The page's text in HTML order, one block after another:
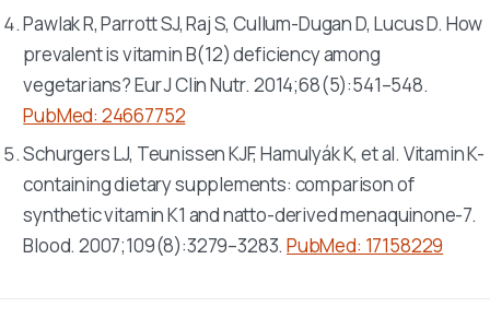
Pawlak R, Parrott SJ, Raj S, Cullum-Dugan D, Lucus D. How
prevalent is vitamin B(12) deficiency among
vegetarians?Eur J Clin Nutr. 2014;68(5):541–548.
PubMed: 24667752
Schurgers LJ, Teunissen KJF, Hamulyák K, et al. Vitamin K-
containing dietary supplements: comparison of
synthetic vitamin K1 and natto-derived menaquinone-7.
Blood. 2007;109(8):3279–3283. PubMed: 17158229